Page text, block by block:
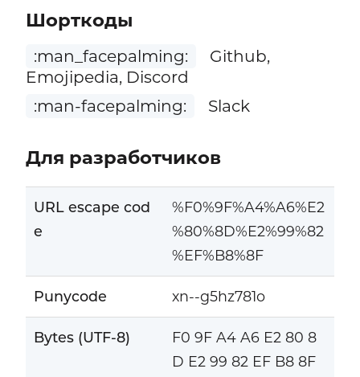
Шорткоды
:man_facepalming:
Github,
Emojipedia, Discord
:man-facepalming:
Slack
Для разработчиков
URL escape cod
e
%F0%9F%A4%A6%E2
%80%8D%E2%99%82
%EF%B8%8F
Punycode xn--g5hz781o
Bytes (UTF-8)
F0 9F A4 A6 E2 80 8
D E2 99 82 EF B8 8F